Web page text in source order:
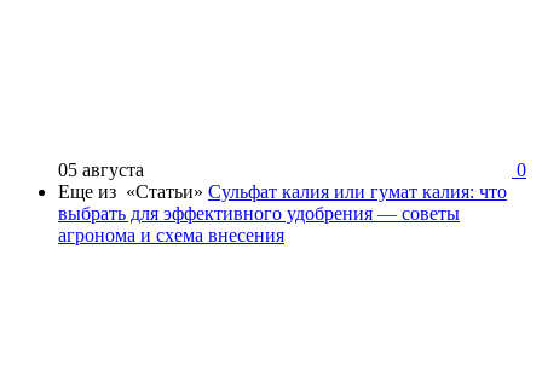
05 августа
0
Еще из «Статьи» Сульфат калия или гумат калия: что
выбрать для эффективного удобрения — советы
агронома и схема внесения